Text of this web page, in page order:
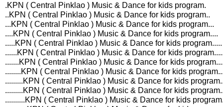
.KPN ( Central Pinklao ) Music & Dance for kids program.
..KPN ( Central Pinklao ) Music & Dance for kids program..
...KPN ( Central Pinklao ) Music & Dance for kids program...
....KPN ( Central Pinklao ) Music & Dance for kids program....
.....KPN ( Central Pinklao ) Music & Dance for kids program.....
......KPN ( Central Pinklao ) Music & Dance for kids
.......KPN ( Central Pinklao ) Music & Dance for kids
........KPN ( Central Pinklao ) Music & Dance for kids
.........KPN ( Central Pinklao ) Music & Dance for kids
.........KPN ( Central Pinklao ) Music & Dance for kids
..........KPN ( Central Pinklao ) Music & Dance for kids